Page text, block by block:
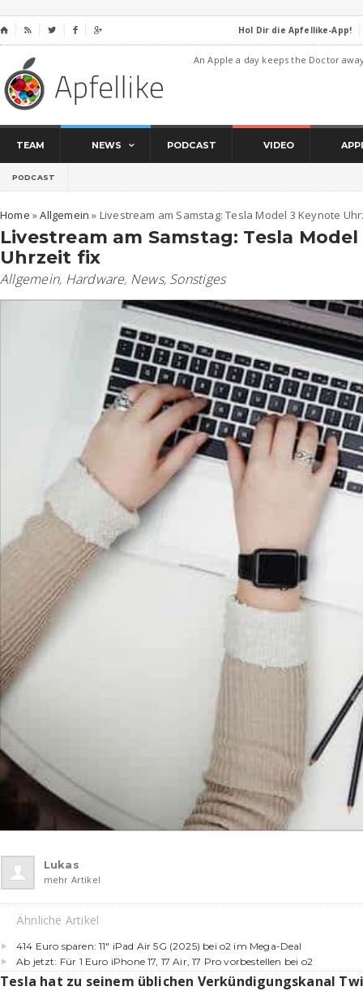
⌂     Hol Dir die Apfellike-App!
An Apple a day keeps the Doctor
TEAM NEWS PODCAST VIDEO
PODCAST
Home »Allgemein » Livestream am Samstag: Tesla Model 3 Keynote
Livestream am Samstag: Tesla
Uhrzeit fix
Allgemein, Hardware, News, Sonstiges
Lukas
mehr Artikel
Ähnliche Artikel
414 Euro sparen: 11″ iPad Air 5G (2025) bei o2 im Mega-Deal
Ab jetzt: Für 1 Euro iPhone 17, 17 Air, 17 Pro vorbestellen bei o2
Tesla hat zu seinem üblichen Verkündigungskanal